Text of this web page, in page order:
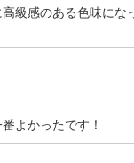
感のある色味に
よかったです！